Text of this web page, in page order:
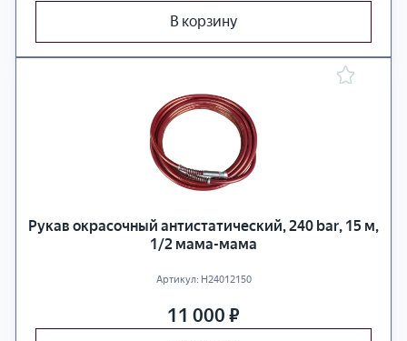
В корзину
Рукав окрасочный антистатический, 240 bar, 15 м,
1/2 мама-мама
Артикул: H24012150
11 000 ₽